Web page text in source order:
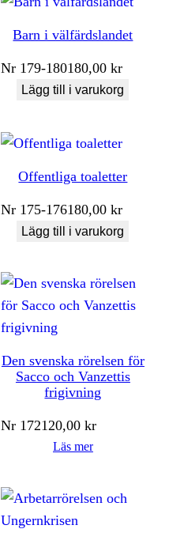
Barn i välfärdslandet
Nr 179-180180,00kr
Lägg till i varukorg
Offentliga toaletter
Nr 175-176180,00kr
Lägg till i varukorg
Den svenska rörelsen för
Sacco och Vanzettis
frigivning
Nr 172120,00kr
Läs mer